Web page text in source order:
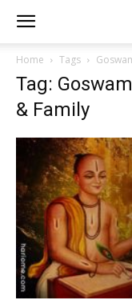
Home Tags
Tag:
& Family